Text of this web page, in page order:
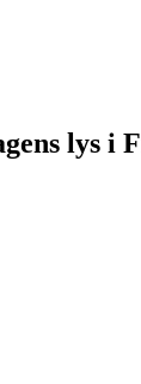
lys i